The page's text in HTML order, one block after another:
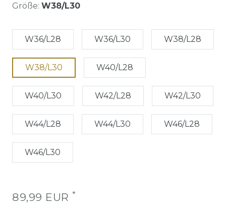
Größe: W38/L30
W36/L28 W36/L30 W38/L28
W38/L30 W40/L28
W40/L30 W42/L28 W42/L30
W44/L28 W44/L30 W46/L28
W46/L30
89,99 EUR *